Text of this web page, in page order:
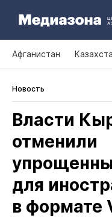
Афганистан
Новость
Власти
отменили
для
в формате